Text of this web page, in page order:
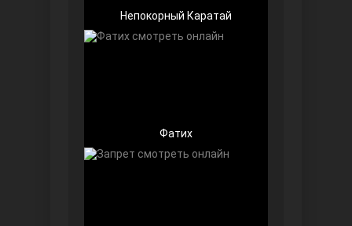
Непокорный Каратай
Фатих